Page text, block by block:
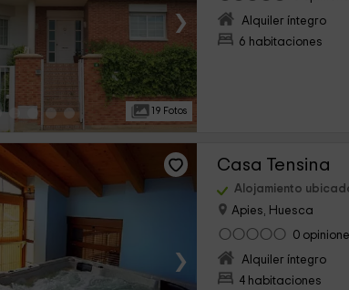
›
19 Fotos
Alquiler íntegro
6 habitaciones
›
Casa Tensina
Alojamiento
Apies, Huesca
0
Alquiler íntegro
4 habitaciones